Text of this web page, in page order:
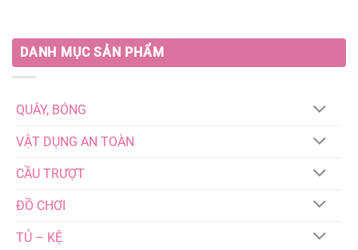
DANH MỤC SẢN PHẨM
QUÂY, BÓNG
VẬT DỤNG AN TOÀN
CẦU TRƯỢT
ĐỒ CHƠI
TỦ – KỆ